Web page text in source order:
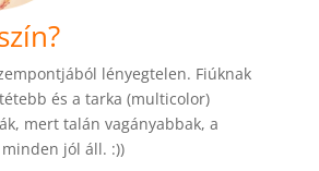
lényegtelen. Fiúknak
és a tarka (multicolor)
mert talán vagányabbak, a
jól áll. :))